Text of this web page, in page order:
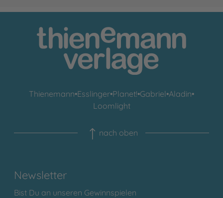
Thienemann•Esslinger•Planet!•Gabriel•Aladin•
Loomlight
nach oben
Newsletter
Bist Du an unseren Gewinnspielen